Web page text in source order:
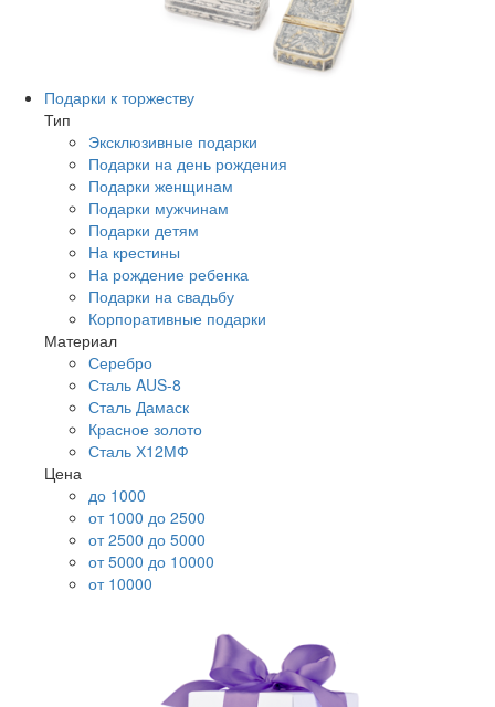
Подарки к торжеству
Тип
Эксклюзивные подарки
Подарки на день рождения
Подарки женщинам
Подарки мужчинам
Подарки детям
На крестины
На рождение ребенка
Подарки на свадьбу
Корпоративные подарки
Материал
Серебро
Сталь AUS-8
Сталь Дамаск
Красное золото
Сталь Х12МФ
Цена
до 1000
от 1000 до 2500
от 2500 до 5000
от 5000 до 10000
от 10000